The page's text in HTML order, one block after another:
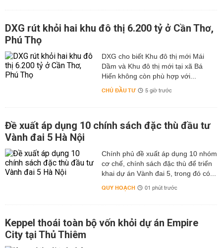
DXG rút khỏi hai khu đô thị 6.200 tỷ ở Cần Thơ,
Phú Thọ
DXG cho biết Khu đô thị mới Mái
Dầm và Khu đô thị mới tại xã Bá
Hiến không còn phù hợp với...
CHỦ ĐẦU TƯ 5 giờ trước
Đề xuất áp dụng 10 chính sách đặc thù đầu tư
Vành đai 5 Hà Nội
Chính phủ đề xuất áp dụng 10 nhóm
cơ chế, chính sách đặc thù để triển
khai dự án Vành đai 5, trong đó có...
QUY HOẠCH 01 phút trước
Keppel thoái toàn bộ vốn khỏi dự án Empire
City tại Thủ Thiêm